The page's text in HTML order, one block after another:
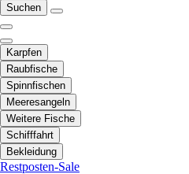
Suchen
Karpfen
Raubfische
Spinnfischen
Meeresangeln
Weitere Fische
Schifffahrt
Bekleidung
Restposten-Sale